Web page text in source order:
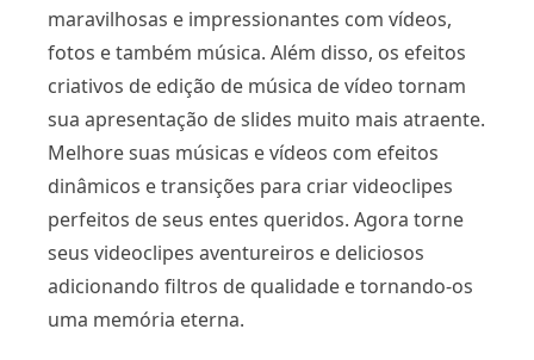
maravilhosas e impressionantes com vídeos,
fotos e também música. Além disso, os efeitos
criativos de edição de música de vídeo tornam
sua apresentação de slides muito mais atraente.
Melhore suas músicas e vídeos com efeitos
dinâmicos e transições para criar videoclipes
perfeitos de seus entes queridos. Agora torne
seus videoclipes aventureiros e deliciosos
adicionando filtros de qualidade e tornando-os
uma memória eterna.